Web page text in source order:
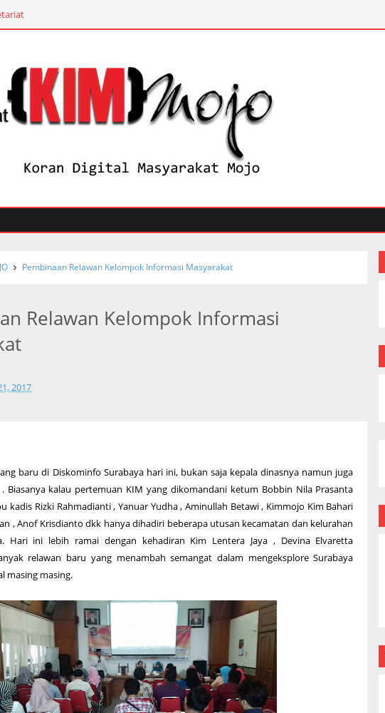
Pembinaan Relawan Kelompok Informasi Masyarakat
Relawan Kelompok Informasi
2017
baru di Diskominfo Surabaya hari ini, bukan saja kepala dinasnya namun juga
Biasanya kalau pertemuan KIM yang dikomandani ketum Bobbin Nila Prasanta
kadis Rizki Rahmadianti , Yanuar Yudha , Aminullah Betawi , Kimmojo Kim Bahari
, Anof Krisdianto dkk hanya dihadiri beberapa utusan kecamatan dan kelurahan
Hari ini lebih ramai dengan kehadiran Kim Lentera Jaya , Devina Elvaretta
relawan baru yang menambah semangat dalam mengeksplore Surabaya
masing masing.